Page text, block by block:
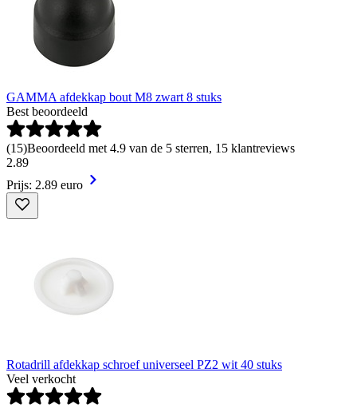
GAMMA afdekkap bout M8 zwart 8 stuks
Best beoordeeld
(15)Beoordeeld met 4.9 van de 5 sterren, 15 klantreviews
2.89
Prijs: 2.89 euro
Rotadrill afdekkap schroef universeel PZ2 wit 40 stuks
Veel verkocht